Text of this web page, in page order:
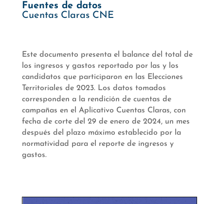
Fuentes de datos
Cuentas Claras CNE
Este documento presenta el balance del total de
los ingresos y gastos reportado por las y los
candidatos que participaron en las Elecciones
Territoriales de 2023. Los datos tomados
corresponden a la rendición de cuentas de
campañas en el Aplicativo Cuentas Claras, con
fecha de corte del 29 de enero de 2024, un mes
después del plazo máximo establecido por la
normatividad para el reporte de ingresos y
gastos.